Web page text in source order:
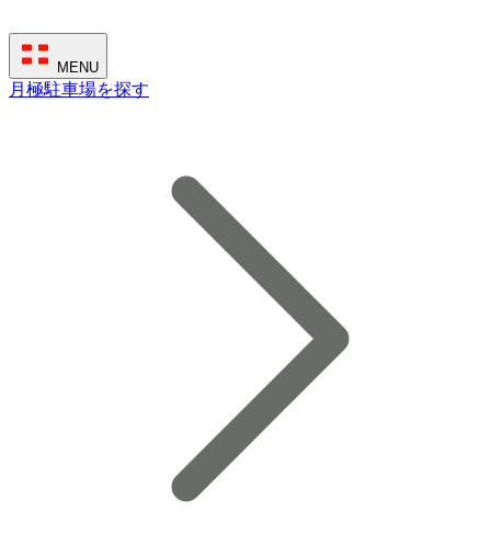
MENU
月極駐車場を探す